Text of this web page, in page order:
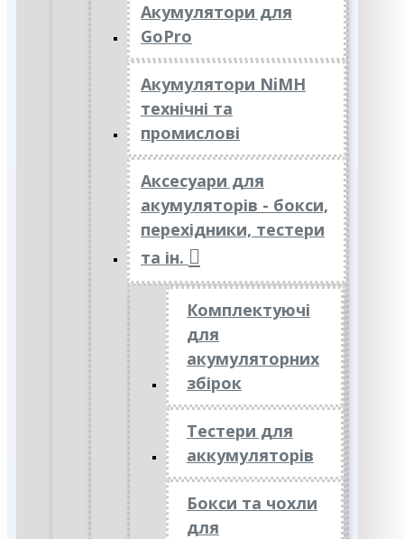
Акумулятори для
GoPro
Акумулятори NiMH
технічні та
промислові
Аксесуари для
акумуляторів - бокси,
перехідники, тестери
та ін.
Комплектуючі
для
акумуляторних
збірок
Тестери для
аккумуляторів
Бокси та чохли
для